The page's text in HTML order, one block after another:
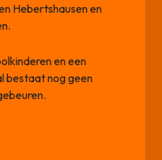
Hebertshausen en
en een
bestaat nog geen